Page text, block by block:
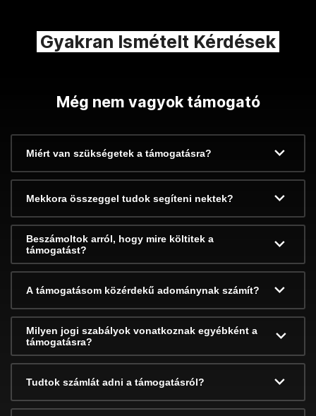
Gyakran Ismételt Kérdések
Még nem vagyok támogató
Miért van szükségetek a támogatásra?
Mekkora összeggel tudok segíteni nektek?
Beszámoltok arról, hogy mire költitek a
támogatást?
A támogatásom közérdekű adománynak számít?
Milyen jogi szabályok vonatkoznak egyébként a
támogatásra?
Tudtok számlát adni a támogatásról?